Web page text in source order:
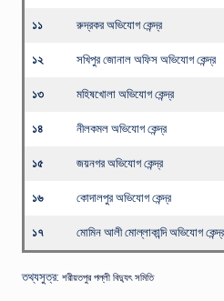
১১ রুদ্রকর অভিযোগ কেন্দ্র
১২ সখিপুর জোনাল অফিস অভিযোগ কেন্দ্র
১৩ মহিষখোলা অভিযোগ কেন্দ্র
১৪ নীলকমল অভিযোগ কেন্দ্র
১৫ জয়নগর অভিযোগ কেন্দ্র
১৬ কোদালপুর অভিযোগ কেন্দ্র
১৭ মোমিন আলী মোল্লাকান্দি অভিযোগ কেন্দ্র
তথ্যসুত্র: শরীয়তপুর পল্লী বিদ্যুৎ সমিতি